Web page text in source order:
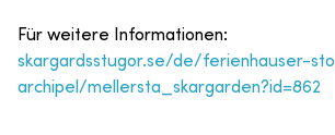
Für weitere Informationen:
skargardsstugor.se/de/ferienhauser-
archipel/mellersta_skargarden?id=862